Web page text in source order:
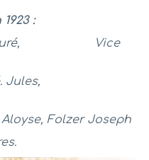
:
curé, Vice
Jules,
Folzer Joseph